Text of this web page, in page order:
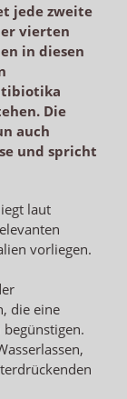
jede zweite
vierten
in diesen
Die
auch
und spricht
laut
vorliegen.
die eine